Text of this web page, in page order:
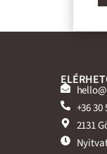
+36 30
2131